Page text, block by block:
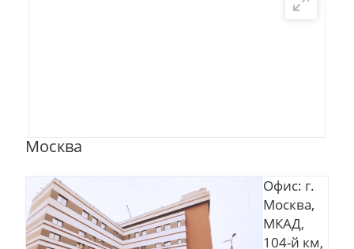
Москва
Офис: г.
Москва,
МКАД,
104-й км,